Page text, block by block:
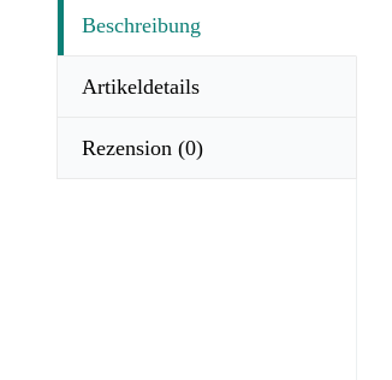
Beschreibung
Artikeldetails
Rezension (0)